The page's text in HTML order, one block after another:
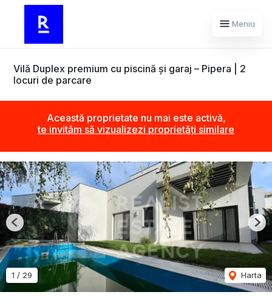
Meniu
Vilă Duplex premium cu piscină și garaj – Pipera | 2
locuri de parcare
Această proprietate nu mai este activă,
te invităm să vizualizezi proprietăți similare
1 / 29 Harta
Previous